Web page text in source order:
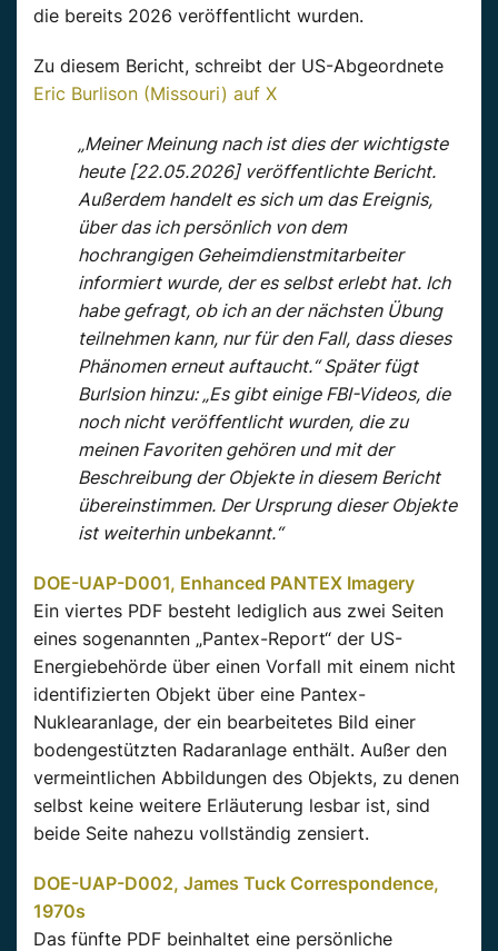
die bereits 2026 veröffentlicht wurden.
Zu diesem Bericht, schreibt der US-Abgeordnete
Eric Burlison (Missouri) auf X
„Meiner Meinung nach ist dies der wichtigste
heute [22.05.2026] veröffentlichte Bericht.
Außerdem handelt es sich um das Ereignis,
über das ich persönlich von dem
hochrangigen Geheimdienstmitarbeiter
informiert wurde, der es selbst erlebt hat. Ich
habe gefragt, ob ich an der nächsten Übung
teilnehmen kann, nur für den Fall, dass dieses
Phänomen erneut auftaucht.“ Später fügt
Burlsion hinzu: „Es gibt einige FBI-Videos, die
noch nicht veröffentlicht wurden, die zu
meinen Favoriten gehören und mit der
Beschreibung der Objekte in diesem Bericht
übereinstimmen. Der Ursprung dieser Objekte
ist weiterhin unbekannt.“
DOE-UAP-D001, Enhanced PANTEX Imagery
Ein viertes PDF besteht lediglich aus zwei Seiten
eines sogenannten „Pantex-Report“ der US-
Energiebehörde über einen Vorfall mit einem nicht
identifizierten Objekt über eine Pantex-
Nuklearanlage, der ein bearbeitetes Bild einer
bodengestützten Radaranlage enthält. Außer den
vermeintlichen Abbildungen des Objekts, zu denen
selbst keine weitere Erläuterung lesbar ist, sind
beide Seite nahezu vollständig zensiert.
DOE-UAP-D002, James Tuck Correspondence,
1970s
Das fünfte PDF beinhaltet eine persönliche